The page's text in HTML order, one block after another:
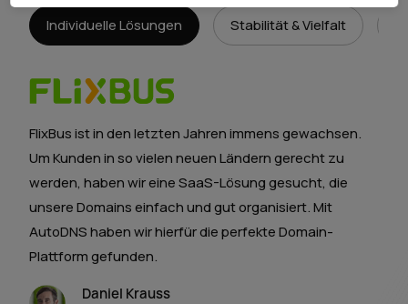
Individuelle Lösungen Stabilität & Vielfalt
FlixBus ist in den letzten Jahren immens gewachsen.
Um Kunden in so vielen neuen Ländern gerecht zu
werden, haben wir eine SaaS-Lösung gesucht, die
unsere Domains einfach und gut organisiert. Mit
AutoDNS haben wir hierfür die perfekte Domain-
Plattform gefunden.
Daniel Krauss